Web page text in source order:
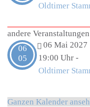
Oldtimer
andere Veranstaltungen
06
05
06 Mai 2027
19:00 Uhr -
Oldtimer
Ganzen Kalender